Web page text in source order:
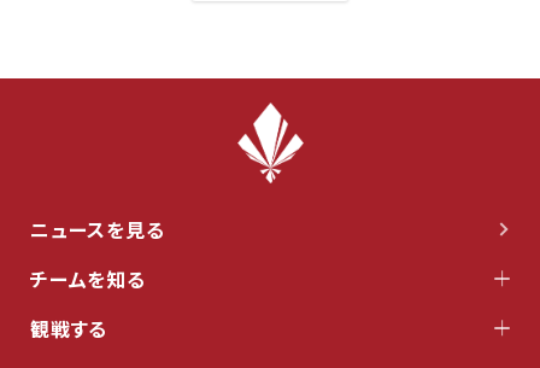
ニュースを見る
チームを知る
観戦する